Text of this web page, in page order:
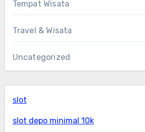
Tempat Wisata
Travel & Wisata
Uncategorized
slot
slot depo minimal 10k